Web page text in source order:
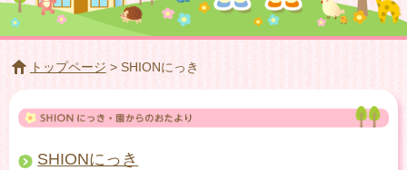
トップページ > SHIONにっき
SHIONにっき